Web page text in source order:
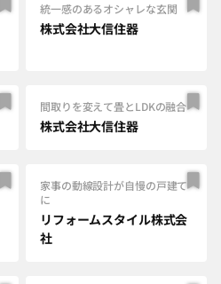
統一感のあるオシャレな玄関
株式会社大信住器
間取りを変えて畳とLDKの融合
株式会社大信住器
家事の動線設計が自慢の戸建て
に
リフォームスタイル株式会
社